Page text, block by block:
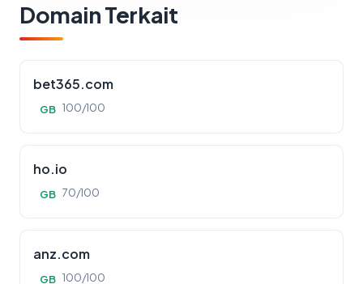
Domain Terkait
bet365.com
GB 100/100
ho.io
GB 70/100
anz.com
GB 100/100